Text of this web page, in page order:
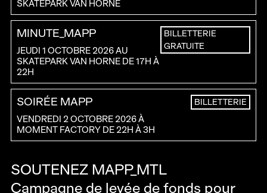
SKATEPARK VAN HORNE
MINUTE_MAPP
JEUDI 1 OCTOBRE 2026 AU
SKATEPARK VAN HORNE DE 17H À
22H
BILLETTERIE
GRATUITE
SOIRÉE MAPP
VENDREDI 2 OCTOBRE 2026 À
MOMENT FACTORY DE 22H À 3H
BILLETTERIE
SOUTENEZ MAPP_MTL
Campagne de levée de fonds pour